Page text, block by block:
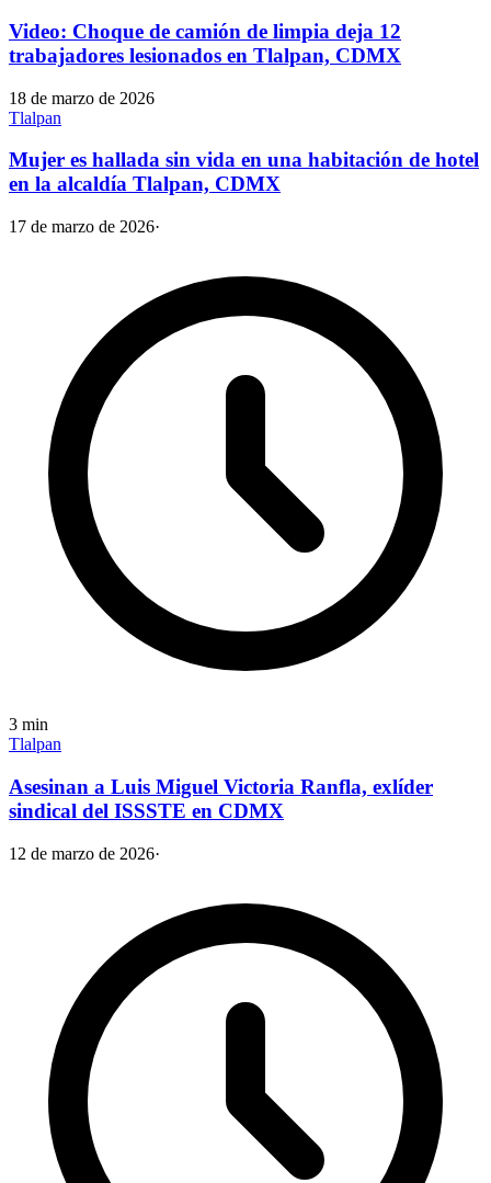
Video: Choque de camión de limpia deja 12
trabajadores lesionados en Tlalpan, CDMX
18 de marzo de 2026
Tlalpan
Mujer es hallada sin vida en una habitación de hotel
en la alcaldía Tlalpan, CDMX
17 de marzo de 2026·
3 min
Tlalpan
Asesinan a Luis Miguel Victoria Ranfla, exlíder
sindical del ISSSTE en CDMX
12 de marzo de 2026·